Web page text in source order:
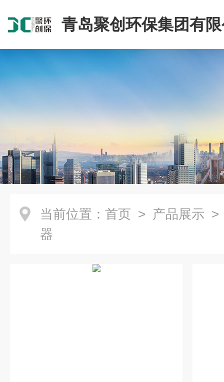
青岛聚创环保集团有
当前位置： 首页 > 产品展示
器